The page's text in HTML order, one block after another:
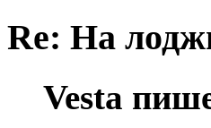
Re: На
Vesta